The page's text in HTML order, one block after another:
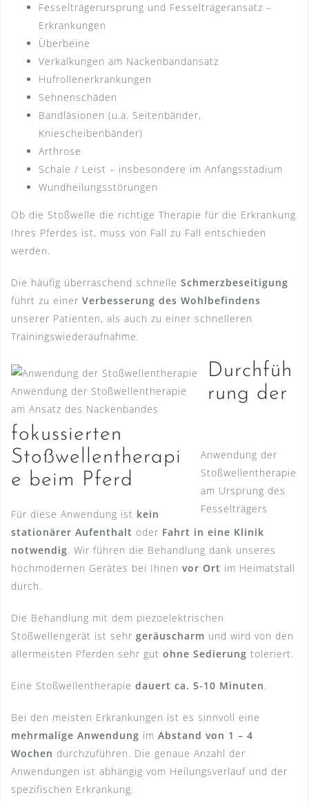
Fesselträgerursprung und Fesselträgeransatz –
Erkrankungen
Überbeine
Verkalkungen am Nackenbandansatz
Hufrollenerkrankungen
Sehnenschäden
Bandläsionen (u.a. Seitenbänder,
Kniescheibenbänder)
Arthrose
Schale / Leist – insbesondere im Anfangsstadium
Wundheilungsstörungen
Ob die Stoßwelle die richtige Therapie für die Erkrankung
Ihres Pferdes ist, muss von Fall zu Fall entschieden
werden.
Die häufig überraschend schnelle Schmerzbeseitigung
führt zu einer Verbesserung des Wohlbefindens
unserer Patienten, als auch zu einer schnelleren
Trainingswiederaufnahme.
Anwendung der Stoßwellentherapie
am Ansatz des Nackenbandes
Anwendung der
Stoßwellentherapie
am Ursprung des
Fesselträgers
Durchfüh
rung der
fokussierten
Stoßwellentherapi
e beim Pferd
Für diese Anwendung ist kein
stationärer Aufenthalt oder Fahrt in eine Klinik
notwendig. Wir führen die Behandlung dank unseres
hochmodernen Gerätes bei Ihnen vor Ort im Heimatstall
durch.
Die Behandlung mit dem piezoelektrischen
Stoßwellengerät ist sehr geräuscharm und wird von den
allermeisten Pferden sehr gut ohne Sedierung toleriert.
Eine Stoßwellentherapie dauert ca. 5-10 Minuten.
Bei den meisten Erkrankungen ist es sinnvoll eine
mehrmalige Anwendung im Abstand von 1 – 4
Wochen durchzuführen. Die genaue Anzahl der
Anwendungen ist abhängig vom Heilungsverlauf und der
spezifischen Erkrankung.